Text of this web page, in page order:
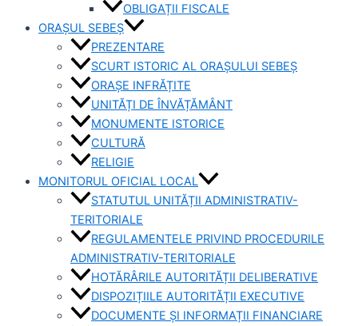
OBLIGAȚII FISCALE
ORAȘUL SEBEȘ
PREZENTARE
SCURT ISTORIC AL ORAȘULUI SEBEȘ
ORAȘE INFRĂȚITE
UNITĂȚI DE ÎNVĂȚĂMÂNT
MONUMENTE ISTORICE
CULTURĂ
RELIGIE
MONITORUL OFICIAL LOCAL
STATUTUL UNITĂȚII ADMINISTRATIV-
TERITORIALE
REGULAMENTELE PRIVIND PROCEDURILE
ADMINISTRATIV-TERITORIALE
HOTĂRÂRILE AUTORITĂȚII DELIBERATIVE
DISPOZIȚIILE AUTORITĂȚII EXECUTIVE
DOCUMENTE ȘI INFORMAȚII FINANCIARE